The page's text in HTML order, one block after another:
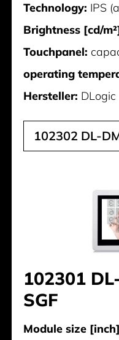
Technology: IPS
Brightness [cd/
Touchpanel:
operating
Hersteller: DLogic
102302 DL-
102301
SGF
Module size